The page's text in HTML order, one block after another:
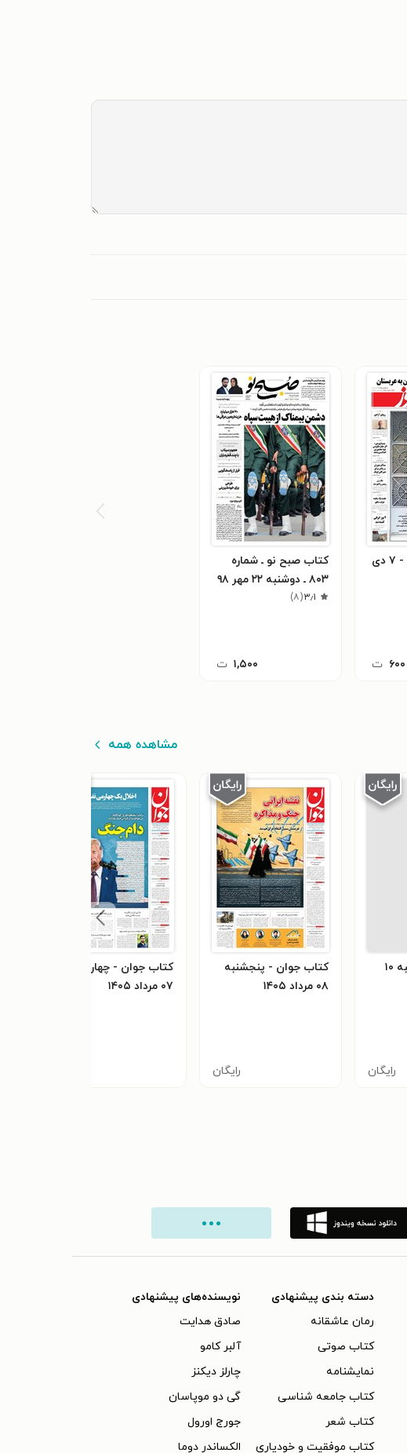
کتاب مردم امروز - ۷ دی
۶۰۰ ت
کتاب صبح نو ـ شماره
۸۰۳ ـ دوشنبه ۲۲ مهر ۹۸
۳٫۱(۸)
۱,۵۰۰ ت
مشاهده همه
کتاب جوان - شنبه ۱۰
رایگان
کتاب جوان - پنجشنبه
۰۸ مرداد ۱۴۰۵
رایگان
کتاب جوان - چهارشنبه
۰۷ مرداد ۱۴۰۵
دسته بندی پیشنهادی
رمان عاشقانه
کتاب‌ صوتی
نمایشنامه
کتاب جامعه شناسی
کتاب شعر
کتاب موفقیت و خودیاری
نویسنده‌های پیشنهادی
صادق هدایت
آلبر کامو
چارلز دیکنز
گی دو موپاسان
جورج اورول
الکساندر دوما